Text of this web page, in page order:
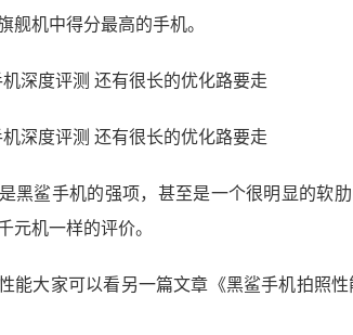
舰机中得分最高的手机。
黑鲨手机的强项，甚至是一个很明显的软
元机一样的评价。
能大家可以看另一篇文章《黑鲨手机拍照